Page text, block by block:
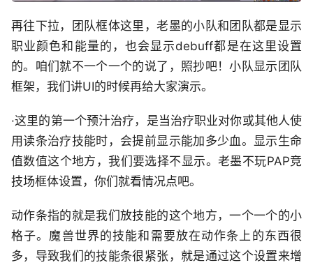
再往下拉，团队框体这里，老墨的小队和团队都是显示
职业颜色和能量的，也会显示debuff都是在这里设置
的。咱们就不一个一个的说了，照抄吧！小队显示团队
框架，我们讲UI的时候再给大家演示。
·这里的第一个预汁治疗，是当治疗职业对你或其他人使
用读条治疗技能时，会提前显示能加多少血。显示生命
值数值这个地方，我们要选择不显示。老墨不玩PAP竞
技场框体设置，你们就看情况点吧。
动作条指的就是我们放技能的这个地方，一个一个的小
格子。魔兽世界的技能和需要放在动作条上的东西很
多，导致我们的技能条很紧张，就是通过这个设置来增